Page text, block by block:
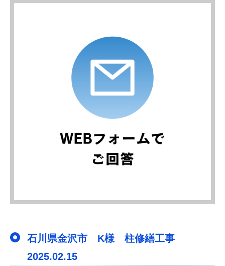
石川県金沢市 K様 柱修繕工事
2025.02.15